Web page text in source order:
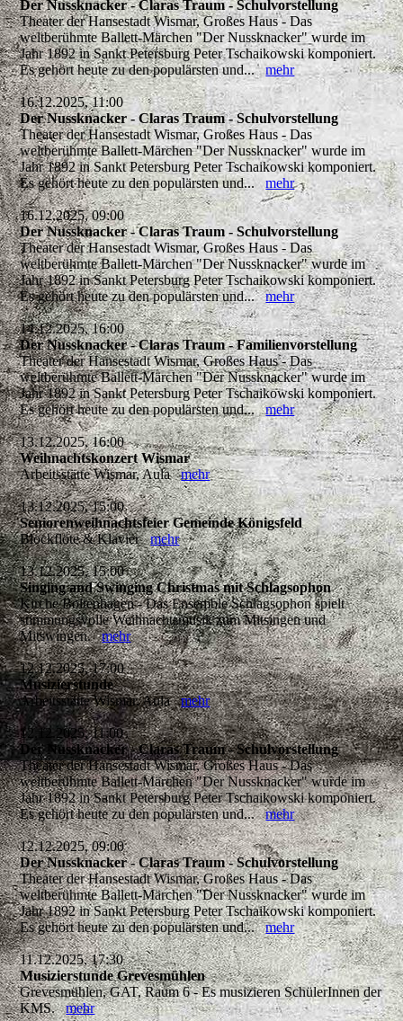
Der Nussknacker - Claras Traum - Schulvorstellung
Theater der Hansestadt Wismar, Großes Haus - Das
weltberühmte Ballett-Märchen "Der Nussknacker" wurde im
Jahr 1892 in Sankt Petersburg Peter Tschaikowski komponiert.
Es gehört heute zu den populärsten und...mehr
16.12.2025, 11:00
Der Nussknacker - Claras Traum - Schulvorstellung
Theater der Hansestadt Wismar, Großes Haus - Das
weltberühmte Ballett-Märchen "Der Nussknacker" wurde im
Jahr 1892 in Sankt Petersburg Peter Tschaikowski komponiert.
Es gehört heute zu den populärsten und...mehr
16.12.2025, 09:00
Der Nussknacker - Claras Traum - Schulvorstellung
Theater der Hansestadt Wismar, Großes Haus - Das
weltberühmte Ballett-Märchen "Der Nussknacker" wurde im
Jahr 1892 in Sankt Petersburg Peter Tschaikowski komponiert.
Es gehört heute zu den populärsten und...mehr
14.12.2025, 16:00
Der Nussknacker - Claras Traum - Familienvorstellung
Theater der Hansestadt Wismar, Großes Haus - Das
weltberühmte Ballett-Märchen "Der Nussknacker" wurde im
Jahr 1892 in Sankt Petersburg Peter Tschaikowski komponiert.
Es gehört heute zu den populärsten und...mehr
13.12.2025, 16:00
Weihnachtskonzert Wismar
Arbeitsstätte Wismar, Aulamehr
13.12.2025, 15:00
Seniorenweihnachtsfeier Gemeinde Königsfeld
Blockflöte & Klaviermehr
13.12.2025, 15:00
Singing and Swinging Christmas mit Schlagsophon
Kirche Boltenhagen - Das Ensemble Schlagsophon spielt
stimmungsvolle Weihnachtsmusik zum Mitsingen und
Mitswingen.mehr
12.12.2025, 17:00
Musizierstunde
Arbeitsstätte Wismar, Aulamehr
12.12.2025, 11:00
Der Nussknacker - Claras Traum - Schulvorstellung
Theater der Hansestadt Wismar, Großes Haus - Das
weltberühmte Ballett-Märchen "Der Nussknacker" wurde im
Jahr 1892 in Sankt Petersburg Peter Tschaikowski komponiert.
Es gehört heute zu den populärsten und...mehr
12.12.2025, 09:00
Der Nussknacker - Claras Traum - Schulvorstellung
Theater der Hansestadt Wismar, Großes Haus - Das
weltberühmte Ballett-Märchen "Der Nussknacker" wurde im
Jahr 1892 in Sankt Petersburg Peter Tschaikowski komponiert.
Es gehört heute zu den populärsten und...mehr
11.12.2025, 17:30
Musizierstunde Grevesmühlen
Grevesmühlen, GAT, Raum 6 - Es musizieren SchülerInnen der
KMS.mehr